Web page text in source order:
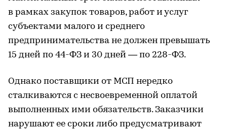
в рамках закупок товаров, работ и услуг
субъектами малого и среднего
предпринимательства не должен превышать
15 дней по 44-ФЗ и 30 дней — по 228-ФЗ.
Однако поставщики от МСП нередко
сталкиваются с несвоевременной оплатой
выполненных ими обязательств. Заказчики
нарушают ее сроки либо предусматривают